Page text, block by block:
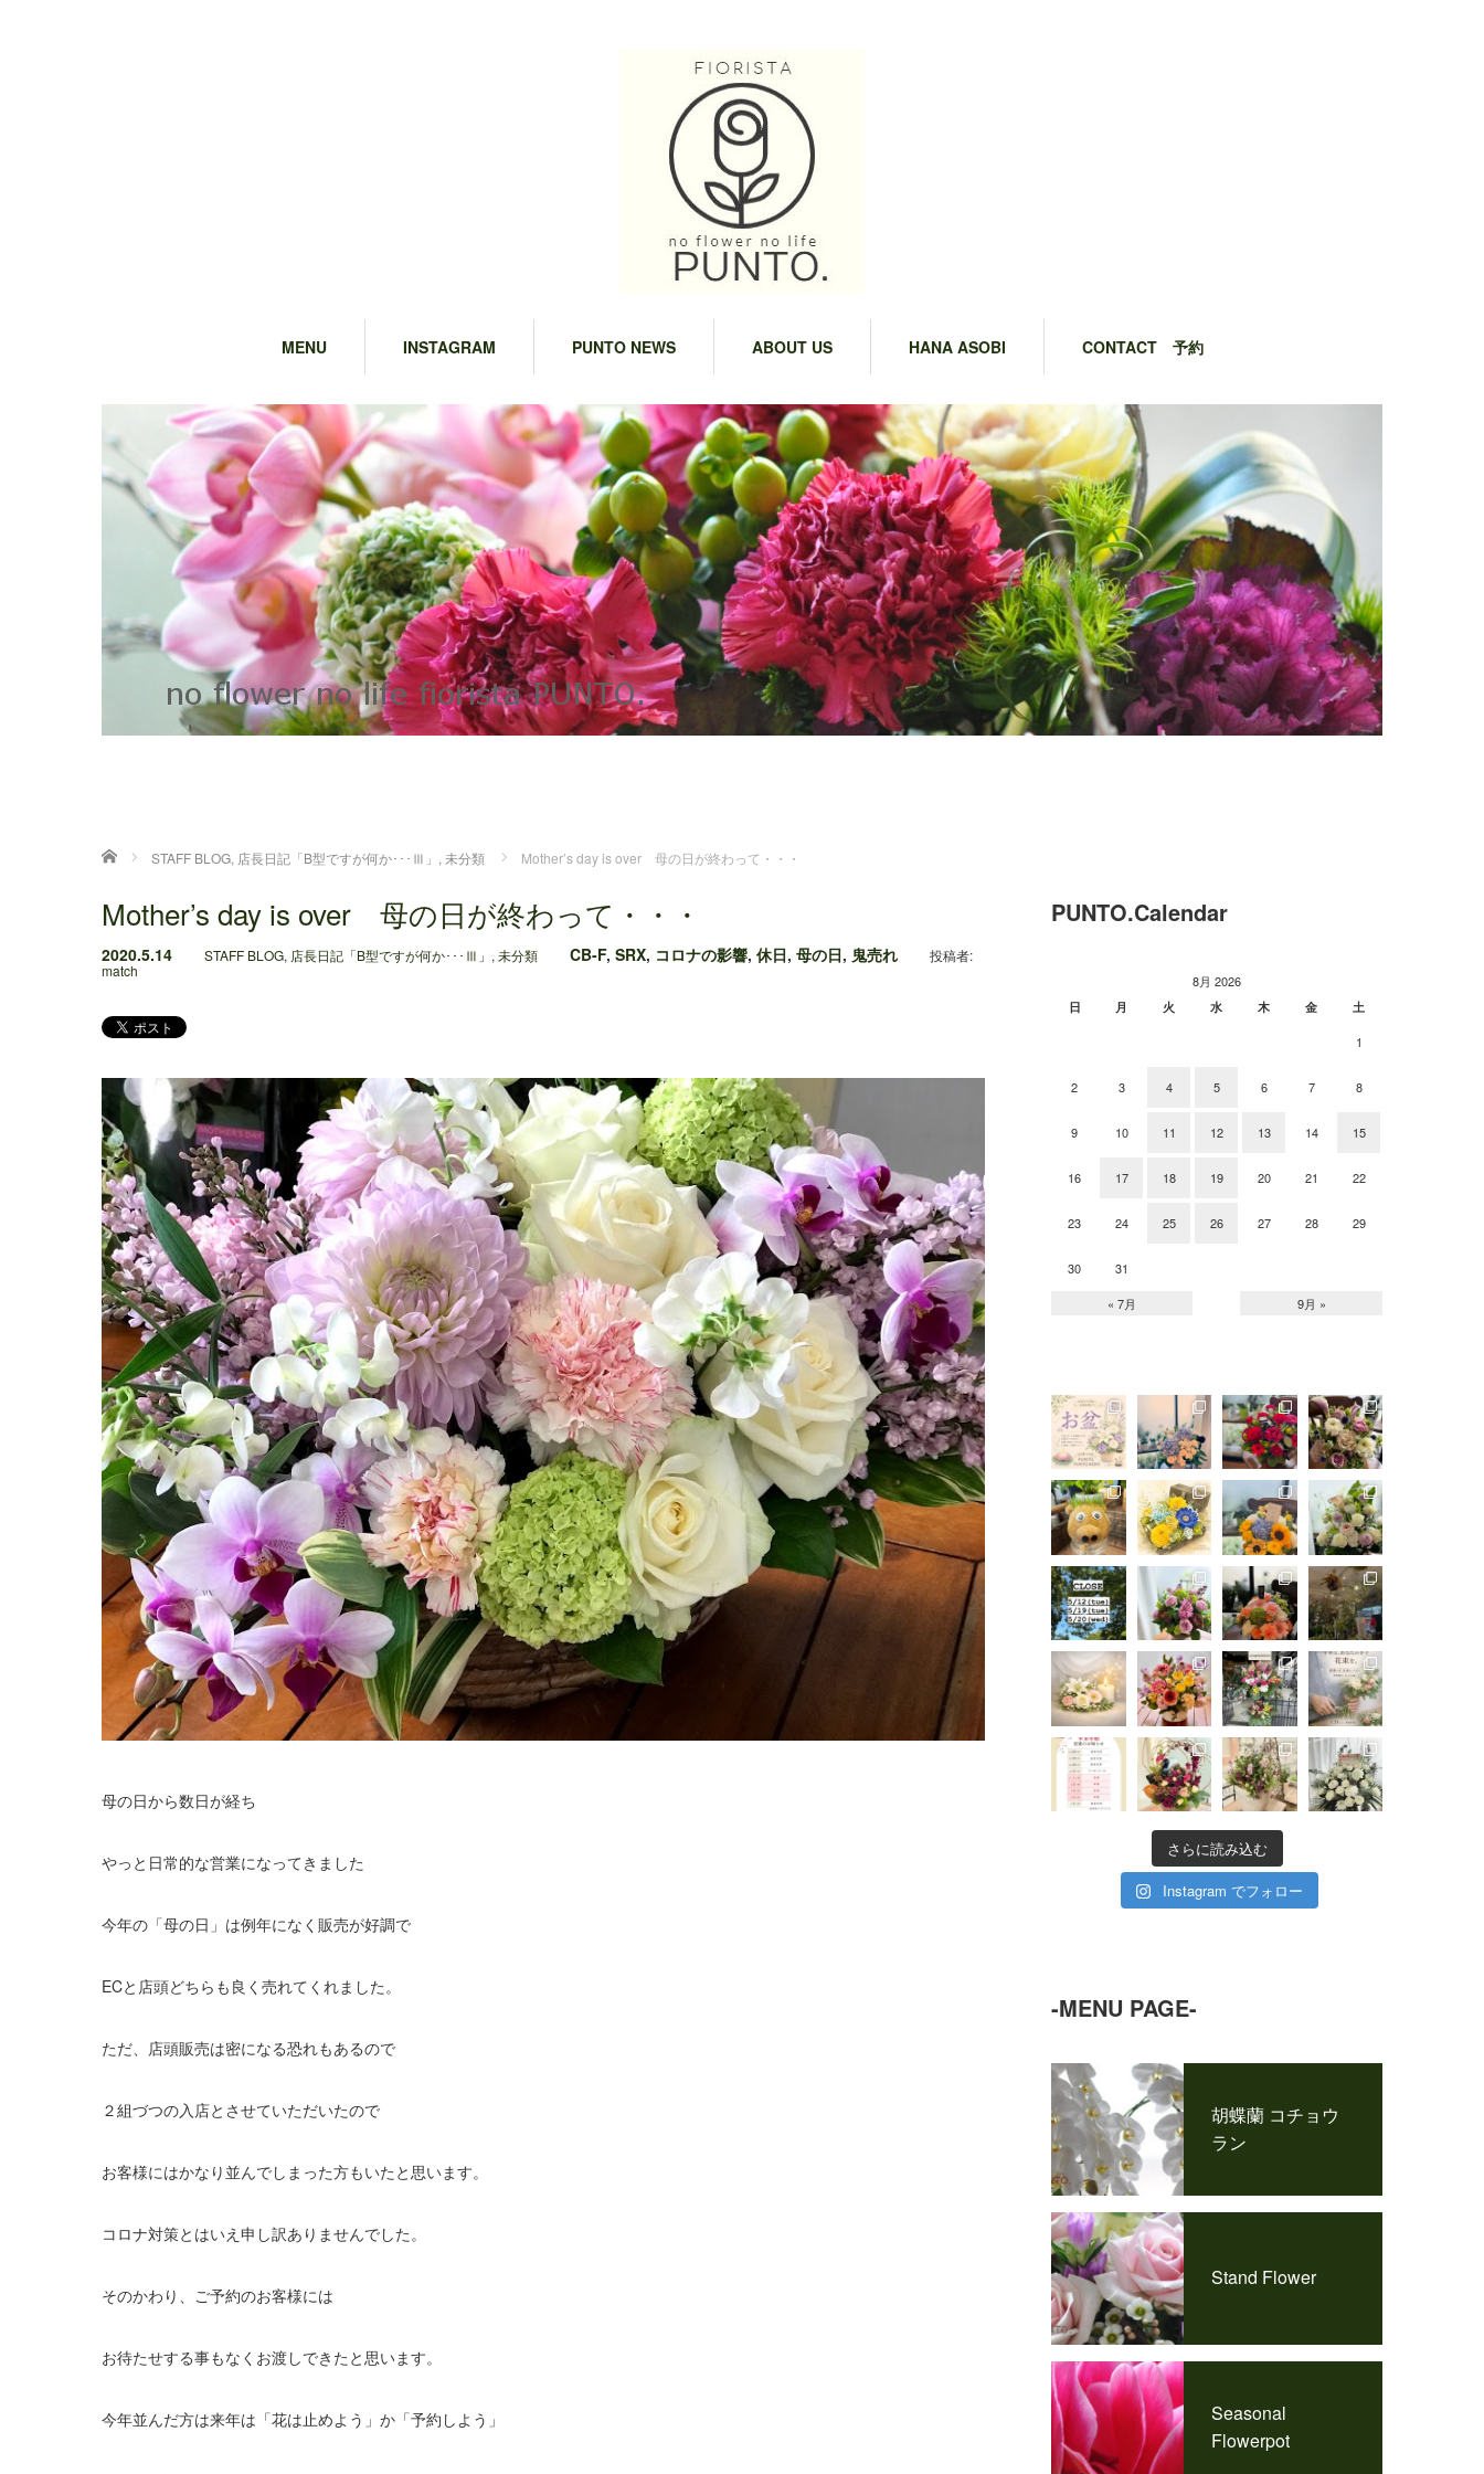
MENU INSTAGRAM PUNTO NEWS ABOUT US HANA ASOBI CONTACT 予約
ホーム STAFF BLOG, 店長日記「B型ですが何か･･･Ⅲ」 , 未分類 Mother’s day is over 母の日が終わって・・・
Mother’s day is over 母の日が終わって・・・
2020.5.14 STAFF BLOG, 店長日記「B型ですが何か･･･Ⅲ」 , 未分類 CB-F, SRX, コロナの影響, 休日, 母の日, 鬼売れ
投稿者:
match
母の日から数日が経ち
やっと日常的な営業になってきました
今年の「母の日」は例年になく販売が好調で
ECと店頭どちらも良く売れてくれました。
ただ、店頭販売は密になる恐れもあるので
２組づつの入店とさせていただいたので
お客様にはかなり並んでしまった方もいたと思います。
コロナ対策とはいえ申し訳ありませんでした。
そのかわり、ご予約のお客様には
お待たせする事もなくお渡しできたと思います。
今年並んだ方は来年は「花は止めよう」か「予約しよう」
PUNTO.Calendar
8月 2026
日 月 火 水 木 金 土
1
2 3 4 5 6 7 8
9 10 11 12 13 14 15
16 17 18 19 20 21 22
23 24 25 26 27 28 29
30
31
« 7月
9月 »
さらに読み込む
Instagram でフォロー
-MENU PAGE-
胡蝶蘭 コチョウ
ラン
Stand Flower
Seasonal
Flowerpot